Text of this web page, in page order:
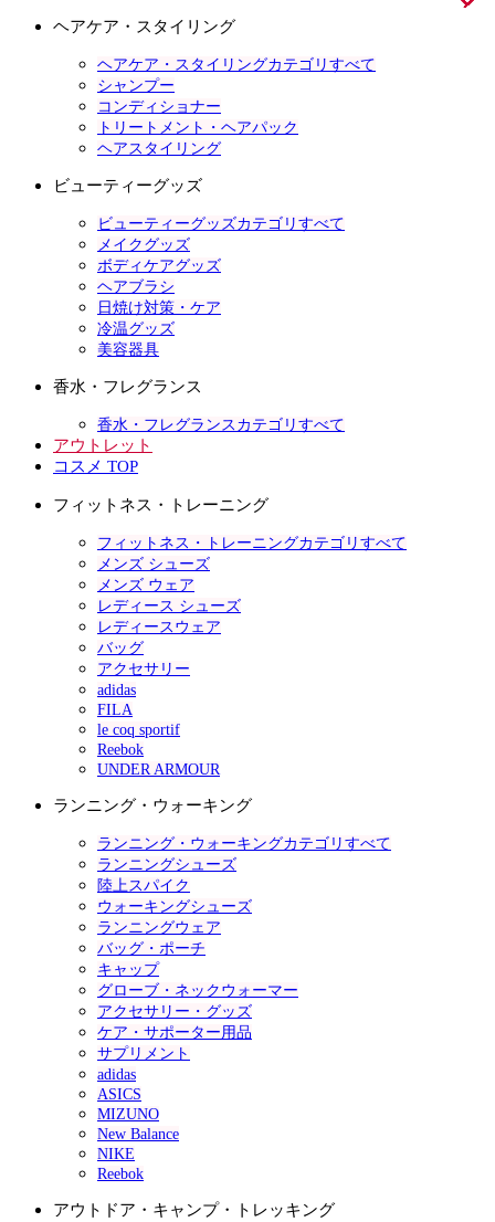
ヘアケア・スタイリング
ヘアケア・スタイリングカテゴリすべて
シャンプー
コンディショナー
トリートメント・ヘアパック
ヘアスタイリング
ビューティーグッズ
ビューティーグッズカテゴリすべて
メイクグッズ
ボディケアグッズ
ヘアブラシ
日焼け対策・ケア
冷温グッズ
美容器具
香水・フレグランス
香水・フレグランスカテゴリすべて
アウトレット
コスメ TOP
フィットネス・トレーニング
フィットネス・トレーニングカテゴリすべて
メンズ シューズ
メンズ ウェア
レディース シューズ
レディースウェア
バッグ
アクセサリー
adidas
FILA
le coq sportif
Reebok
UNDER ARMOUR
ランニング・ウォーキング
ランニング・ウォーキングカテゴリすべて
ランニングシューズ
陸上スパイク
ウォーキングシューズ
ランニングウェア
バッグ・ポーチ
キャップ
グローブ・ネックウォーマー
アクセサリー・グッズ
ケア・サポーター用品
サプリメント
adidas
ASICS
MIZUNO
New Balance
NIKE
Reebok
アウトドア・キャンプ・トレッキング